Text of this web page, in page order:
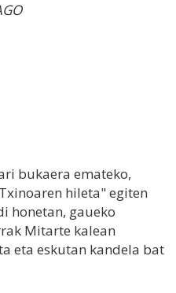
bukaera emateko,
hileta" egiten
honetan, gaueko
Mitarte kalean
eta eskutan kandela bat